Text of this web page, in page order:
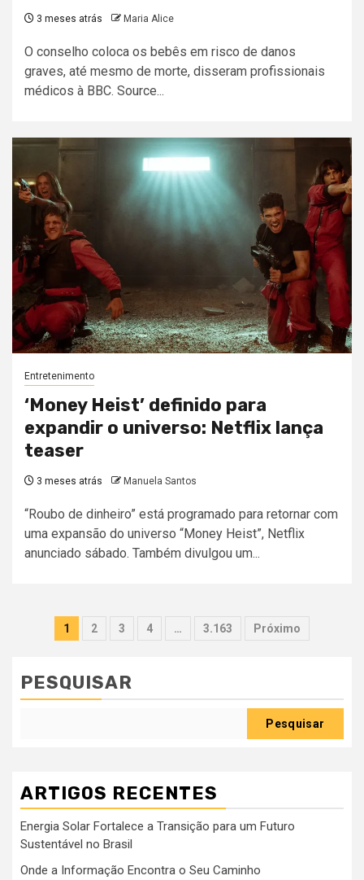
3 meses atrás Maria Alice
O conselho coloca os bebês em risco de danos
graves, até mesmo de morte, disseram profissionais
médicos à BBC. Source...
Entretenimento
‘Money Heist’ definido para
expandir o universo: Netflix lança
teaser
3 meses atrás Manuela Santos
“Roubo de dinheiro” está programado para retornar com
uma expansão do universo “Money Heist”, Netflix
anunciado sábado. Também divulgou um...
Paginação
conteúdos
1 2 3 4 … 3.163 Próximo
PESQUISAR
Pesquisar
ARTIGOS RECENTES
Energia Solar Fortalece a Transição para um Futuro
Sustentável no Brasil
Onde a Informação Encontra o Seu Caminho